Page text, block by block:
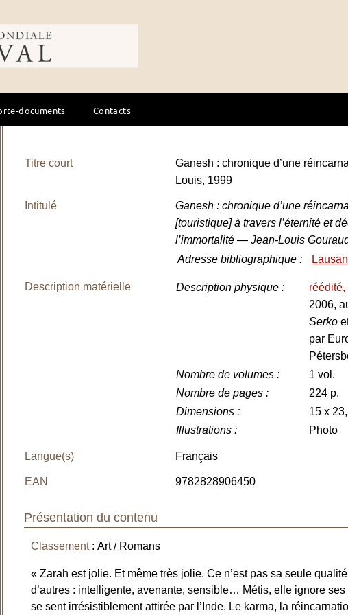
du cheval
documents Contacts
Titre court
Ganesh : chronique d’une
Louis, 1999
Intitulé
Ganesh : chronique d’une
[touristique] à travers l’éternité et
l’immortalité — Jean-Louis
Adresse bibliographique :
Description matérielle Description physique :
2006,
Serko
par
Nombre de volumes :
1 vol.
Nombre de pages :
224 p.
Dimensions :
15 x
Illustrations : Photo
Langue(s) Français
EAN 9782828906450
Présentation du contenu
Classement: Art / Romans
« Zarah est jolie. Et même très jolie. Ce n’est pas sa seule
d’autres : intelligente, avenante, sensible… Métis, elle ignore
se sent irrésistiblement attirée par l’Inde. Le karma, la